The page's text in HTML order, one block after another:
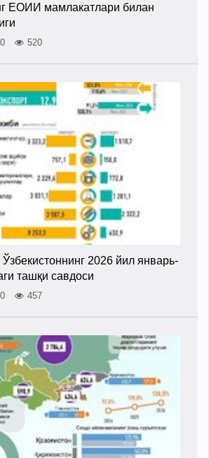
ЕОИИ мамлакатлари билан
520
2026 йил январь-
ташқи савдоси
457